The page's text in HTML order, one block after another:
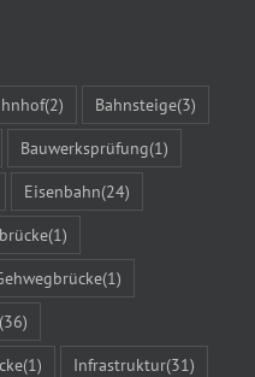
(2) Bahnsteige(3)
Bauwerksprüfung(1)
Eisenbahn(24)
(1)
(1)
(36)
(1) Infrastruktur(31)